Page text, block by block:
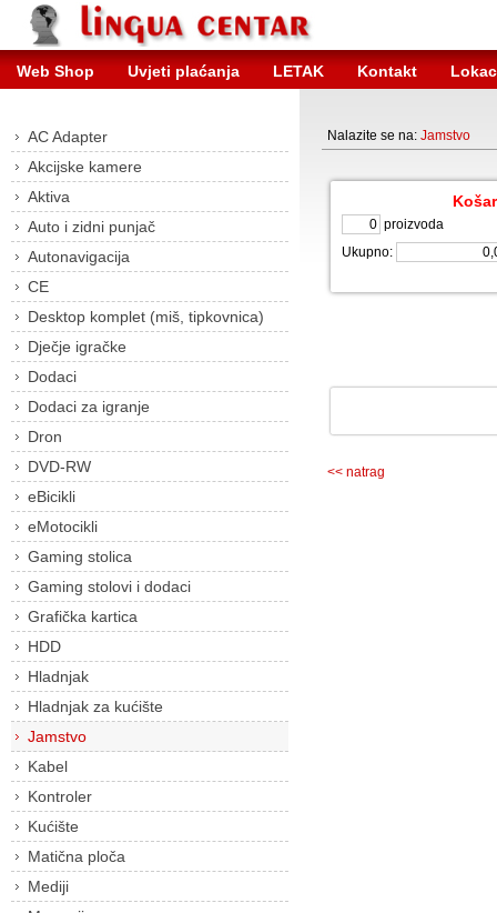
Web Shop Uvjeti plaćanja LETAK Kontakt
AC Adapter
Akcijske kamere
Aktiva
Auto i zidni punjač
Autonavigacija
CE
Desktop komplet (miš, tipkovnica)
Dječje igračke
Dodaci
Dodaci za igranje
Dron
DVD-RW
eBicikli
eMotocikli
Gaming stolica
Gaming stolovi i dodaci
Grafička kartica
HDD
Hladnjak
Hladnjak za kućište
Jamstvo
Kabel
Kontroler
Kućište
Matična ploča
Mediji
Nalazite se na: Jamstvo
proizvoda
Ukupno:
<< natrag